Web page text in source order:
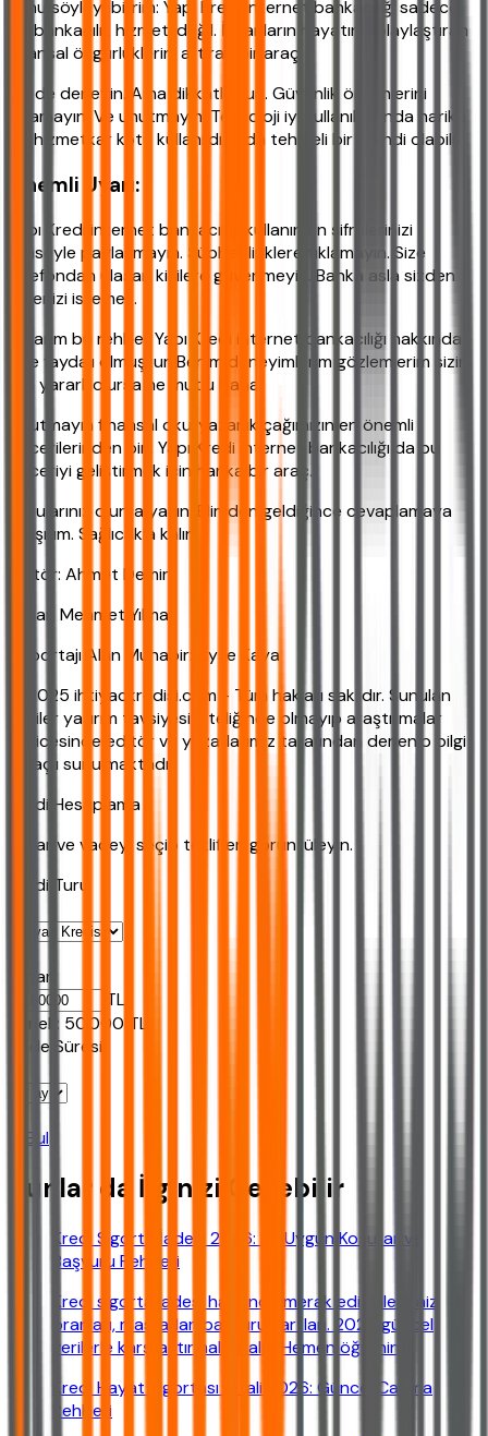
şunu söyleyebilirim: Yapı Kredi internet bankacılığı sadece
bir bankacılık hizmeti değil. İnsanların hayatını kolaylaştıran
finansal özgürlüklerini artıran bir araç.
Siz de deneyin. Ama dikkatli olun. Güvenlik önlemlerini
atlamayın. Ve unutmayın: Teknoloji iyi kullanıldığında harika
bir hizmetkar kötü kullanıldığında tehlikeli bir efendi olabilir.
Önemli Uyarı:
Yapı Kredi internet bankacılığı kullanırken şifrelerinizi
kimseyle paylaşmayın. Şüpheli linklere tıklamayın. Size
telefondan ulaşan kişilere güvenmeyin. Banka asla sizden
şifrenizi istemez.
Umarım bu rehber Yapı Kredi internet bankacılığı hakkında
size faydalı olmuştur. Benim deneyimlerim gözlemlerim sizin
için yararlı olursa ne mutlu bana.
Unutmayın finansal okuryazarlık çağımızın en önemli
becerilerinden biri. Yapı Kredi internet bankacılığı da bu
beceriyi geliştirmek için harika bir araç.
Sorularınız olursa yazın. Elimden geldiğince cevaplamaya
çalışırım. Sağlıcakla kalın.
Editör: Ahmet Demir
Yazar: Mehmet Yılmaz
Röportajı Alan Muhabir: Ayşe Kaya
© 2025 ihtiyackredisi.com - Tüm hakları saklıdır. Sunulan
bilgiler yatırım tavsiyesi niteliğinde olmayıp araştırmalar
neticesinde editör ve yazarlarımız tarafından derlenip bilgi
amaçlı sunulmaktadır.
Kredi Hesaplama
Tutar ve vadeyi seçip teklifleri görüntüleyin.
Kredi Turu
Tutar
TL
Ornek: 50.000 TL
Vade Süresi
Bul
Bunlar da İlginizi Çekebilir
Kredi Sigorta İadesi 2026: En Uygun Koşullar ve
Başvuru Rehberi
Kredi sigorta iadesi hakkında merak edilenler: faiz
oranları, masraflar, başvuru şartları. 2026 güncel
verilerle karşılaştırmalı analiz. Hemen öğrenin!
Kredi Hayat Sigortası İptali 2026: Güncel Cayma
Rehberi